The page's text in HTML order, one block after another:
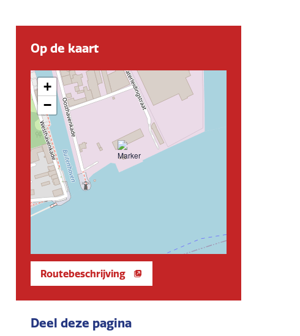
Op de kaart
+
−
Routebeschrijving
Deel deze pagina